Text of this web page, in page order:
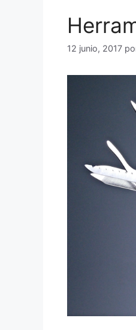
12 junio, 2017